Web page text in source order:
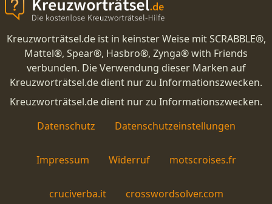
Kreuzworträtsel.de ist in keinster Weise mit SCRABBLE®,
Mattel®, Spear®, Hasbro®, Zynga® with Friends
verbunden. Die Verwendung dieser Marken auf
Kreuzworträtsel.de dient nur zu Informationszwecken.
Kreuzworträtsel.de dient nur zu Informationszwecken.
Datenschutz
Datenschutzeinstellungen
Impressum Widerruf motscroises.fr
cruciverba.it crosswordsolver.com